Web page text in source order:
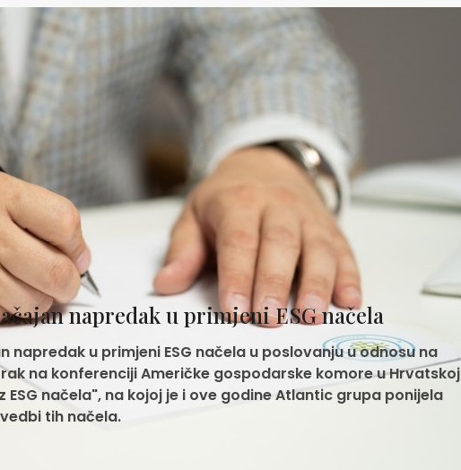
napredak u primjeni ESG načela
u primjeni ESG načela u poslovanju u odnosu na
na konferenciji Američke gospodarske komore u Hrvatskoj
načela", na kojoj je i ove godine Atlantic grupa ponijela
tih načela.